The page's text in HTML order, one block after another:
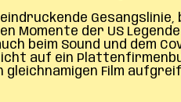
der US Legende
beim Sound und dem
auf ein
gleichnamigen Film